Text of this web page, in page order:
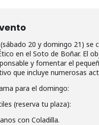
20 y domingo 21) se
en el Soto de Boñar. El
y fomentar el
que incluye numerosas
para el domingo:
(reserva tu plaza):
con Coladilla.